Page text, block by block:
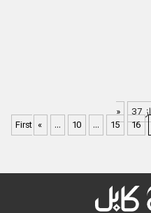
«
First « ... 10 ... 15 16